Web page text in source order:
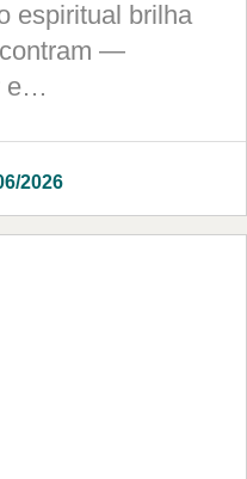
espiritual brilha
—
e…
2026